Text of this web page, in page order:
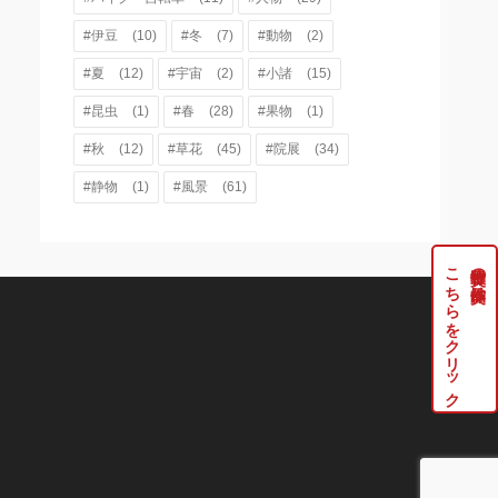
#伊豆 (10) #冬 (7) #動物 (2)
#夏 (12) #宇宙 (2) #小諸 (15)
#昆虫 (1) #春 (28) #果物 (1)
#秋 (12) #草花 (45) #院展 (34)
#静物 (1) #風景 (61)
牧野伸英の実作品は
こちらをクリック